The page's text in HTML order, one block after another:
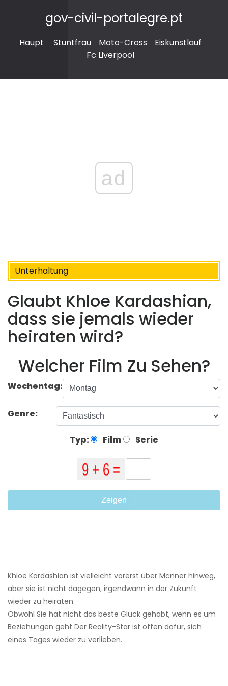
gov-civil-portalegre.pt
Haupt Stuntfrau Moto-Cross
Eiskunstlauf
Fc Liverpool
ad
Unterhaltung
Glaubt Khloe Kardashian,
dass sie jemals wieder
heiraten wird?
Welcher Film Zu Sehen?
Wochentag:
Genre:
Typ: Film Serie
Zeigen
Khloe Kardashian ist vielleicht vorerst über Männer hinweg,
aber sie ist nicht dagegen, irgendwann in der Zukunft
wieder zu heiraten.
Obwohl Sie hat nicht das beste Glück gehabt, wenn es um
Beziehungen geht Der Reality-Star ist offen dafür, sich
eines Tages wieder zu verlieben.